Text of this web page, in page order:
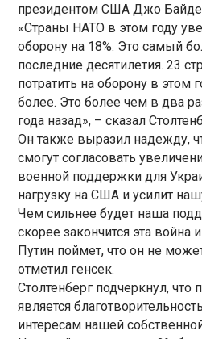
президентом США Джо
«Страны НАТО в этом году
оборону на 18%. Это самый
последние десятилетия. 23
потратить на оборону в этом
более. Это более чем в два
года назад», – сказал
Он также выразил надежду,
смогут согласовать
военной поддержки для
нагрузку на США и усилит
Чем сильнее будет наша
скорее закончится эта война
Путин поймет, что он не
отметил генсек.
Столтенберг подчеркнул,
является
интересам нашей